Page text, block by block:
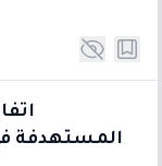
المستهدفة